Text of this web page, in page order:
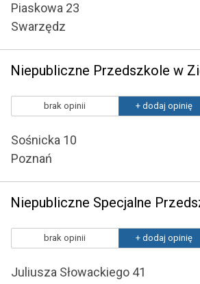
Piaskowa 23
Swarzędz
brak opinii + dodaj opinię
Sośnicka 10
Poznań
Niepubliczne Specjalne
brak opinii + dodaj opinię
Juliusza Słowackiego 41